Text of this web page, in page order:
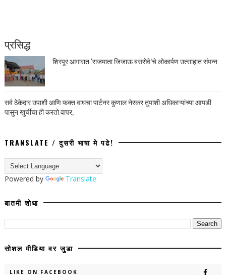
प्रसिद्ध
शिरपूर आगारात ‘राजमाता जिजाऊ बससेवे’चे लोकार्पण उत्साहात संपन्न
सर्व ठेकेदार उपाशी आणि फक्त वाघचा पार्टनर कुणाल नेरकर तुपाशी अधिकाऱ्यांच्या आयडी
पासुन खुर्चीचा ही करतो वापर,
TRANSLATE / दुसरी भाषा मे पढे!
Powered by Translate
बातमी शोधा
सोशल मीडिया वर जुडा
LIKE ON FACEBOOK